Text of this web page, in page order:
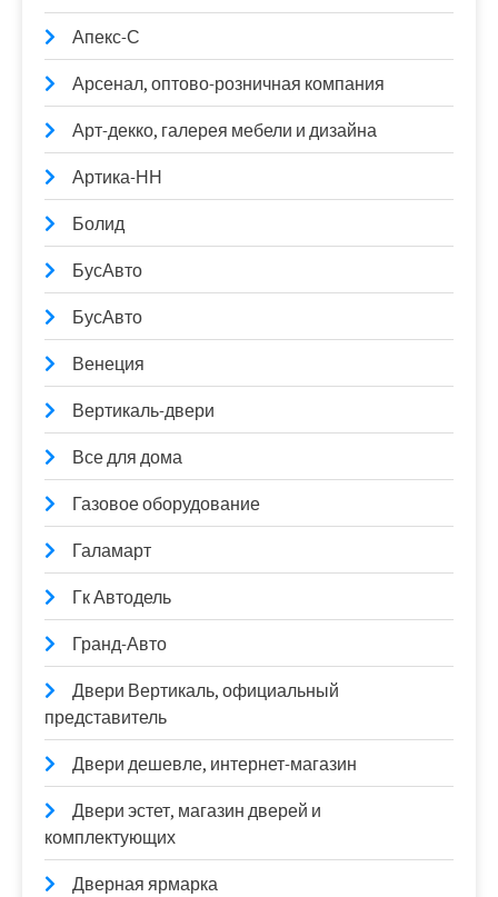
Апекс-С
Арсенал, оптово-розничная компания
Арт-декко, галерея мебели и дизайна
Артика-НН
Болид
БусАвто
БусАвто
Венеция
Вертикаль-двери
Все для дома
Газовое оборудование
Галамарт
Гк Автодель
Гранд-Авто
Двери Вертикаль, официальный
представитель
Двери дешевле, интернет-магазин
Двери эстет, магазин дверей и
комплектующих
Дверная ярмарка